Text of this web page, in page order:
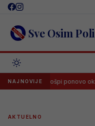
Skip
content Sve Osim
NAJNOVIJE
Emanu Košpi ponovo okrenula
AKTUELNO